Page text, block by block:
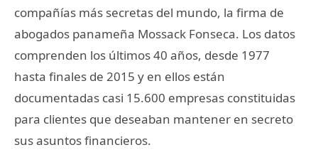
compañías más secretas del mundo, la firma de
abogados panameña Mossack Fonseca. Los datos
comprenden los últimos 40 años, desde 1977
hasta finales de 2015 y en ellos están
documentadas casi 15.600 empresas constituidas
para clientes que deseaban mantener en secreto
sus asuntos financieros.